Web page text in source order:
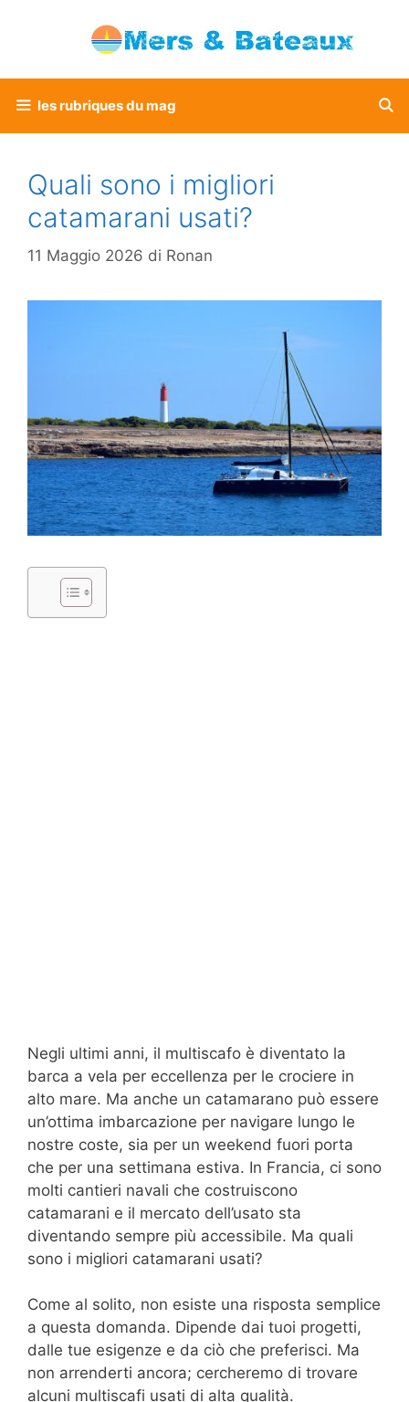
les rubriques du mag
Quali sono i migliori
catamarani usati?
11 Maggio 2026 di Ronan
Negli ultimi anni, il multiscafo è diventato la
barca a vela per eccellenza per le crociere in
alto mare. Ma anche un catamarano può essere
un’ottima imbarcazione per navigare lungo le
nostre coste, sia per un weekend fuori porta
che per una settimana estiva. In Francia, ci sono
molti cantieri navali che costruiscono
catamarani e il mercato dell’usato sta
diventando sempre più accessibile. Ma quali
sono i migliori catamarani usati?
Come al solito, non esiste una risposta semplice
a questa domanda. Dipende dai tuoi progetti,
dalle tue esigenze e da ciò che preferisci. Ma
non arrenderti ancora; cercheremo di trovare
alcuni multiscafi usati di alta qualità.